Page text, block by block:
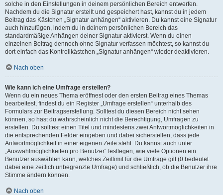
solche in den Einstellungen in deinem persönlichen Bereich entwerfen.
Nachdem du die Signatur erstellt und gespeichert hast, kannst du in jedem
Beitrag das Kästchen „Signatur anhängen“ aktivieren. Du kannst eine Signatur
auch hinzufügen, indem du in deinem persönlichen Bereich das
standardmäßige Anhängen deiner Signatur aktivierst. Wenn du einen
einzelnen Beitrag dennoch ohne Signatur verfassen möchtest, so kannst du
dort einfach das Kontrollkästchen „Signatur anhängen“ wieder deaktivieren.
Nach oben
Wie kann ich eine Umfrage erstellen?
Wenn du ein neues Thema eröffnest oder den ersten Beitrag eines Themas
bearbeitest, findest du ein Register „Umfrage erstellen“ unterhalb des
Formulars zur Beitragserstellung. Solltest du diesen Bereich nicht sehen
können, so hast du wahrscheinlich nicht die Berechtigung, Umfragen zu
erstellen. Du solltest einen Titel und mindestens zwei Antwortmöglichkeiten in
die entsprechenden Felder eingeben und dabei sicherstellen, dass jede
Antwortmöglichkeit in einer eigenen Zeile steht. Du kannst auch unter
„Auswahlmöglichkeiten pro Benutzer“ festlegen, wie viele Optionen ein
Benutzer auswählen kann, welches Zeitlimit für die Umfrage gilt (0 bedeutet
dabei eine zeitlich unbegrenzte Umfrage) und schließlich, ob die Benutzer ihre
Stimme ändern können.
Nach oben